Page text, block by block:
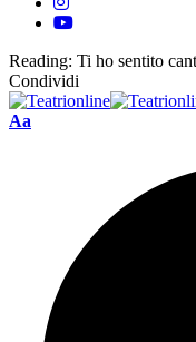
Reading: Ti ho sentito
Condividi
Font
Aa